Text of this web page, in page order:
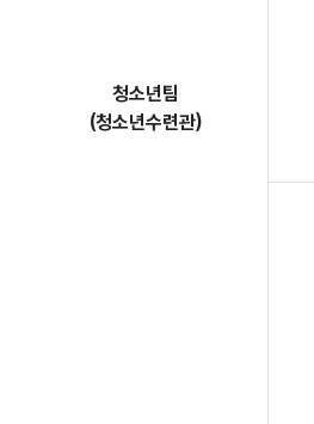
청소년팀
(청소년수련관)